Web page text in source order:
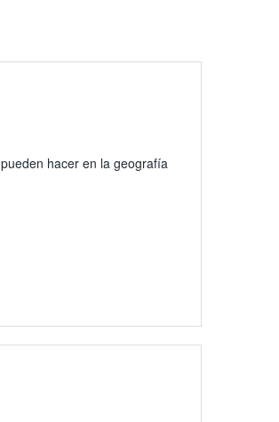
hacer en la geografía